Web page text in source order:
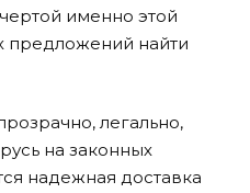
именно этой
предложений найти
легально,
на законных
надежная доставка